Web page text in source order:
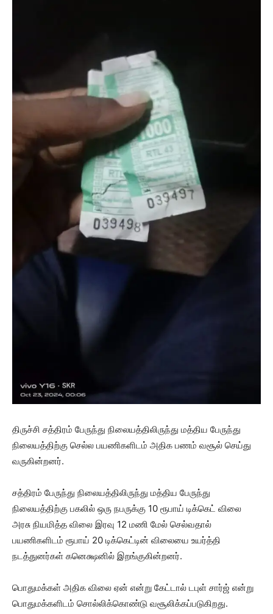
திருச்சி சத்திரம் பேருந்து நிலையத்திலிருந்து மத்திய பேருந்து
நிலையத்திற்கு செல்ல பயணிகளிடம் அதிக பணம் வசூல் செய்து
வருகின்றனர்.
சத்திரம் பேருந்து நிலையத்திலிருந்து மத்திய பேருந்து
நிலையத்திற்கு பகலில் ஒரு நபருக்கு 10 ரூபாய் டிக்கெட் விலை
அரசு நியமித்த விலை இரவு 12 மணி மேல் செல்வதால்
பயணிகளிடம் ரூபாய் 20 டிக்கெட்டின் விலையை உயர்த்தி
நடத்துனர்கள் கனெக்ஷனில் இறங்குகின்றனர்.
பொதுமக்கள் அதிக விலை ஏன் என்று கேட்டால் டபுள் சார்ஜ் என்று
பொதுமக்களிடம் சொல்லிக்கொண்டு வசூலிக்கப்படுகிறது.